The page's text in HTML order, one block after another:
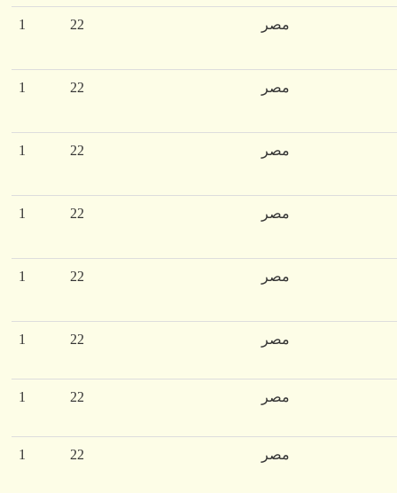
1 22 مصر
1 22 مصر
1 22 مصر
1 22 مصر
1 22 مصر
1 22 مصر
1 22 مصر
1 22 مصر